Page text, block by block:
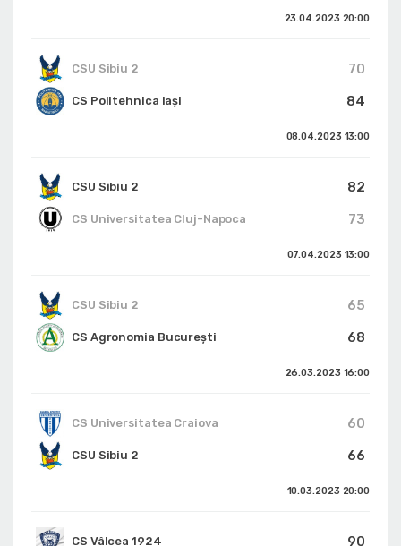
23.04.2023 20:00
CSU Sibiu 2
70
84
CS Politehnica Iași
08.04.2023 13:00
CSU Sibiu 2
82
73
CS Universitatea Cluj-Napoca
07.04.2023 13:00
CSU Sibiu 2
65
68
CS Agronomia București
26.03.2023 16:00
CS Universitatea Craiova
60
66
CSU Sibiu 2
10.03.2023 20:00
CS Vâlcea 1924 90